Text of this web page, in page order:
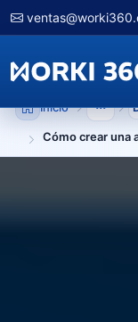
Inicio
Cómo crear una